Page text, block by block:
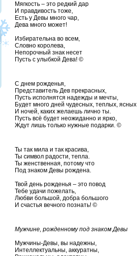
Мягкость – это редкий дар
И правдивость тоже,
Есть у Девы много чар,
Дева много может!
Избирательна во всем,
Словно королева,
Непорочный знак несет
Пусть с улыбкой Дева! ©
С днем рожденья,
Представитель Дев прекрасных,
Пусть исполнятся надежды и мечты,
Будет много дней чудесных, теплых, ясных
И ночей, каких желаешь лично ты.
Пусть всё будет неожиданно и ярко,
Ждут лишь только нужные подарки. ©
Ты так мила и так красива,
Ты символ радости, тепла.
Ты женственная, потому что
Под знаком Девы рождена.
Твой день рожденья – это повод
Тебе удачи пожелать,
Любви большой, добра большого
И счастья вечного познать! ©
Мужчине, рожденному под знаком Девы
Мужчины-Девы, вы надежны,
Интеллектуальны, аккуратны,